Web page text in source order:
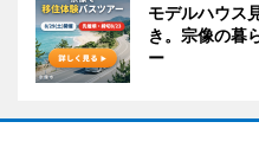
モデルハウス
き。宗像の暮
ー